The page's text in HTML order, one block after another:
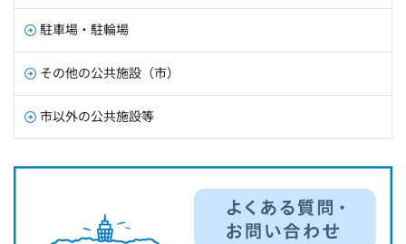
駐車場・駐輪場
その他の公共施設（市）
市以外の公共施設等